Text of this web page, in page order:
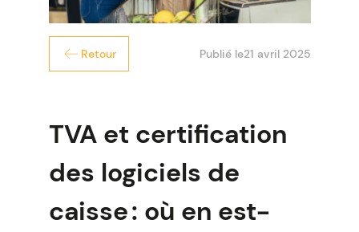
Retour Publié le21 avril 2025
TVA et certification
des logiciels de
caisse : où en est-